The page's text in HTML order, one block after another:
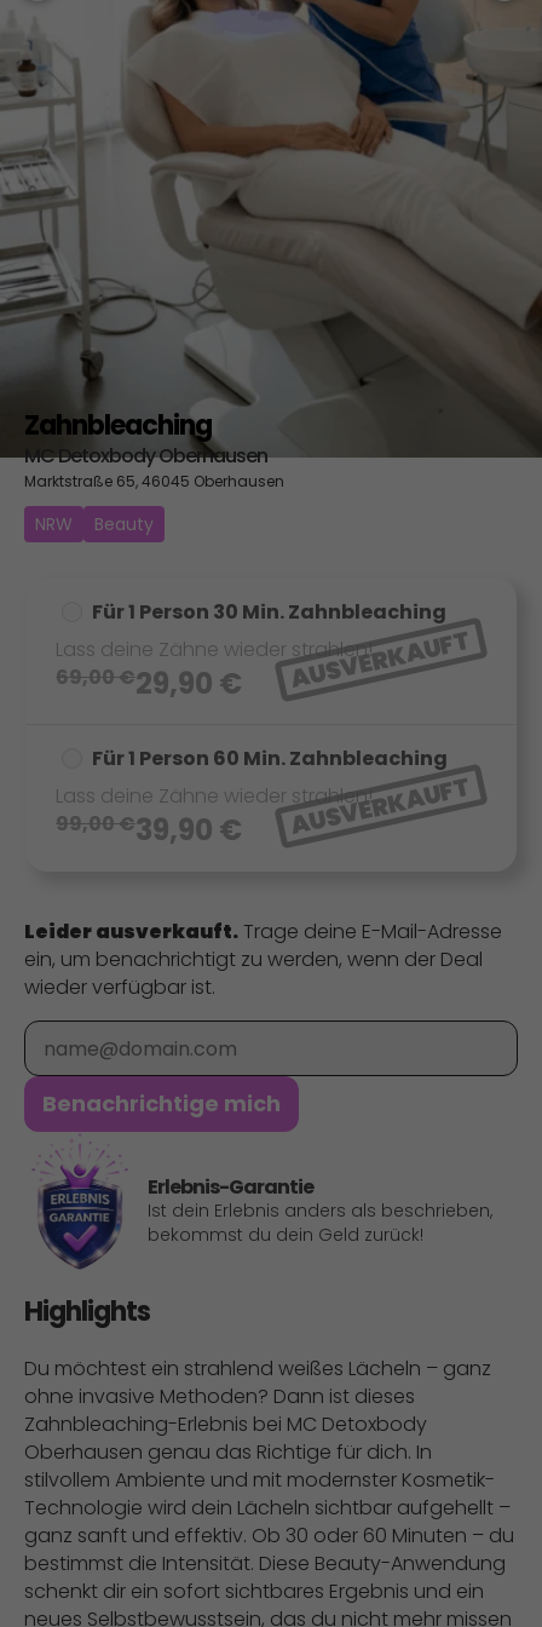
Zahnbleaching
MC Detoxbody Oberhausen
Marktstraße 65, 46045 Oberhausen
NRW Beauty
Für 1 Person 30 Min. Zahnbleaching
Lass deine Zähne wieder strahlen!
69,00€29,90 € AUSVERKAUFT
Für 1 Person 60 Min. Zahnbleaching
Lass deine Zähne wieder strahlen!
99,00€39,90 € AUSVERKAUFT
Leider ausverkauft. Trage deine E-Mail-Adresse
ein, um benachrichtigt zu werden, wenn der Deal
wieder verfügbar ist.
E-Mail
Benachrichtige mich
Erlebnis-Garantie
Ist dein Erlebnis anders als beschrieben,
bekommst du dein Geld zurück!
Highlights
Du möchtest ein strahlend weißes Lächeln – ganz
ohne invasive Methoden? Dann ist dieses
Zahnbleaching-Erlebnis bei MC Detoxbody
Oberhausen genau das Richtige für dich. In
stilvollem Ambiente und mit modernster Kosmetik-
Technologie wird dein Lächeln sichtbar aufgehellt –
ganz sanft und effektiv. Ob 30 oder 60 Minuten – du
bestimmst die Intensität. Diese Beauty-Anwendung
schenkt dir ein sofort sichtbares Ergebnis und ein
neues Selbstbewusstsein, das du nicht mehr missen